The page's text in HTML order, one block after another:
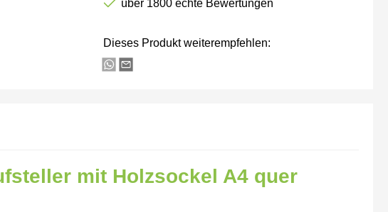
über 1800 echte Bewertungen
Dieses Produkt weiterempfehlen:
mit Holzsockel A4 quer